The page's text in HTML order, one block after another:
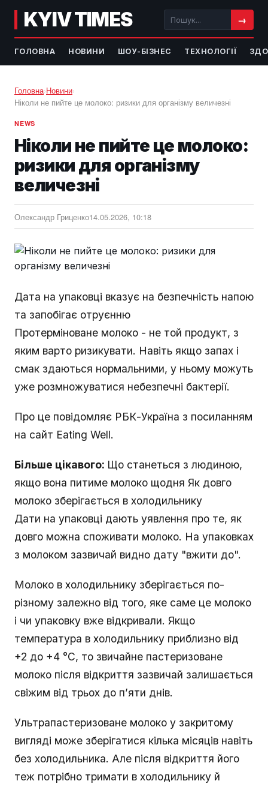
KYIV TIMES →
ГОЛОВНА НОВИНИ ШОУ-БІЗНЕС ТЕХНОЛОГІЇ
Головна›Новини›
Ніколи не пийте це молоко: ризики для організму величезні
NEWS
Ніколи не пийте це молоко:
ризики для організму
величезні
Олександр Гриценко14.05.2026, 10:18
Дата на упаковці вказує на безпечність напою
та запобігає отруєнню
Протерміноване молоко - не той продукт, з
яким варто ризикувати. Навіть якщо запах і
смак здаються нормальними, у ньому можуть
уже розмножуватися небезпечні бактерії.
Про це повідомляє РБК-Україна з посиланням
на сайт Еating Well.
Більше цікавого: Що станеться з людиною,
якщо вона питиме молоко щодня Як довго
молоко зберігається в холодильнику
Дати на упаковці дають уявлення про те, як
довго можна споживати молоко. На упаковках
з молоком зазвичай видно дату "вжити до".
Молоко в холодильнику зберігається по-
різному залежно від того, яке саме це молоко
і чи упаковку вже відкривали. Якщо
температура в холодильнику приблизно від
+2 до +4 °C, то звичайне пастеризоване
молоко після відкриття зазвичай залишається
свіжим від трьох до п’яти днів.
Ультрапастеризоване молоко у закритому
вигляді може зберігатися кілька місяців навіть
без холодильника. Але після відкриття його
теж потрібно тримати в холодильнику й